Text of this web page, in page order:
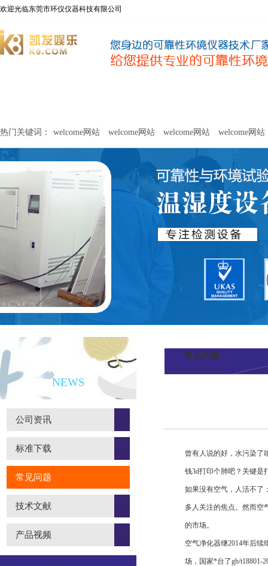
欢迎光临东莞市环仪仪器科技有限公司
关于环仪 联系环仪
热门关键词： welcome网站 welcome网站 welcome网站 welcome网站
网站 welcome网站
新闻资讯
NEWS
公司资讯
标准下载
常见问题
技术文献
产品视频
常见问题
曾有人说的好，水污染了
钱3d打印个肺吧？关键是
如果没有空气，人活不了
多人关注的焦点。然而空
的市场。
空气净化器继2014年后
场，国家*台了gb/t18801-